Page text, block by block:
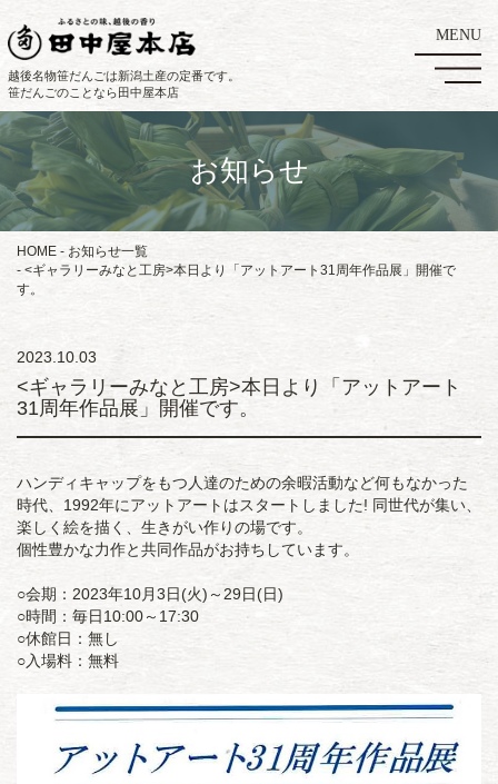
越後名物笹だんごは新潟土産の定番です。
笹だんごのことなら田中屋本店
お知らせ
HOME
お知らせ一覧
<ギャラリーみなと工房>本日より「アットアート31周年作品展」開催で
す。
2023.10.03
<ギャラリーみなと工房>本日より「アットアート
31周年作品展」開催です。
ハンディキャップをもつ人達のための余暇活動など何もなかった
時代、1992年にアットアートはスタートしました! 同世代が集い、
楽しく絵を描く、生きがい作りの場です。
個性豊かな力作と共同作品がお持ちしています。
○会期：2023年10月3日(火)～29日(日)
○時間：毎日10:00～17:30
○休館日：無し
○入場料：無料